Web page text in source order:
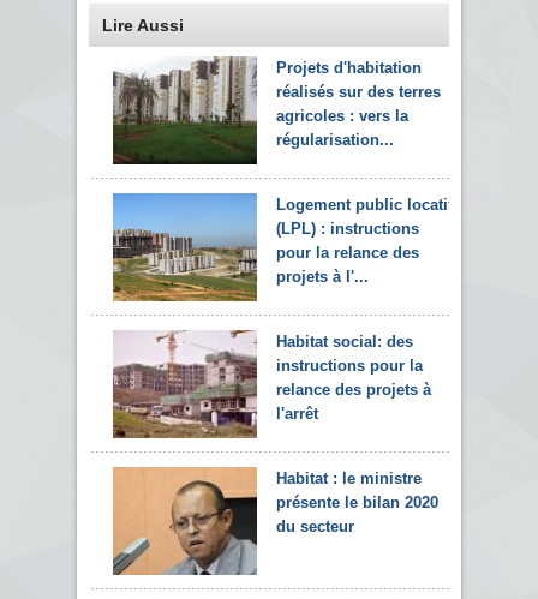
Lire Aussi
Projets d'habitation
réalisés sur des terres
agricoles : vers la
régularisation...
Logement public locatif
(LPL) : instructions
pour la relance des
projets à l'...
Habitat social: des
instructions pour la
relance des projets à
l'arrêt
Habitat : le ministre
présente le bilan 2020
du secteur